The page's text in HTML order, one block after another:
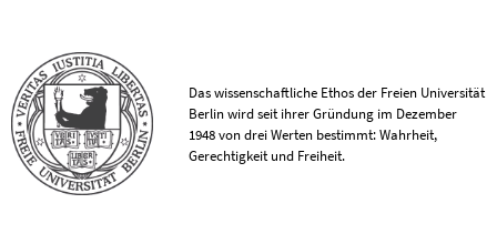
Das wissenschaftliche Ethos der Freien Universität
Berlin wird seit ihrer Gründung im Dezember
1948 von drei Werten bestimmt: Wahrheit,
Gerechtigkeit und Freiheit.